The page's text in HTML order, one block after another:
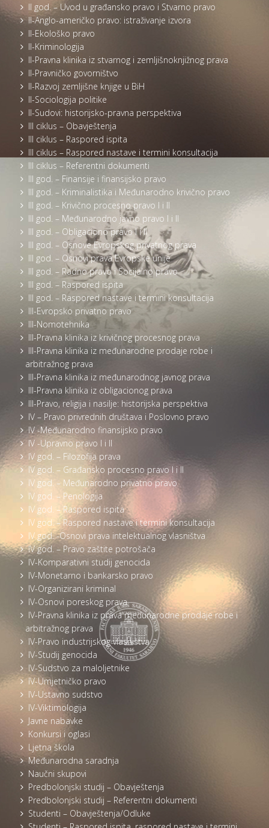
II god. – Uvod u građansko pravo i Stvarno pravo
II-Anglo-američko pravo: istraživanje izvora
II-Ekološko pravo
II-Kriminologija
II-Pravna klinika iz stvarnog i zemljišnoknjižnog prava
II-Pravničko govorništvo
II-Razvoj zemljišne knjige u BiH
II-Sociologija politike
II-Sudovi: historijsko-pravna perspektiva
III ciklus – Obavještenja
III ciklus – Raspored ispita
III ciklus – Raspored nastave i termini konsultacija
III ciklus – Referentni dokumenti
III god. – Finansije i finansijsko pravo
III god. – Kriminalistika i Međunarodno krivično pravo
III god. – Krivično procesno pravo I i II
III god. – Međunarodno javno pravo I i II
III god. – Obligaciono pravo I i II
III god. – Osnove Evropskog privatnog prava
III god. – Osnovi prava Evropske unije
III god. – Radno pravo i Socijalno pravo
III god. – Raspored ispita
III god. – Raspored nastave i termini konsultacija
III-Evropsko privatno pravo
III-Nomotehnika
III-Pravna klinika iz krivičnog procesnog prava
III-Pravna klinika iz međunarodne prodaje robe i
arbitražnog prava
III-Pravna klinika iz međunarodnog javnog prava
III-Pravna klinika iz obligacionog prava
III-Pravo, religija i nasilje: historijska perspektiva
IV – Pravo privrednih društava i Poslovno pravo
IV -Međunarodno finansijsko pravo
IV -Upravno pravo I i II
IV god. – Filozofija prava
IV god. – Građansko procesno pravo I i II
IV god. – Međunarodno privatno pravo
IV god. – Penologija
IV god. – Raspored ispita
IV god. – Raspored nastave i termini konsultacija
IV god. -Osnovi prava intelektualnog vlasništva
IV god. – Pravo zaštite potrošača
IV-Komparativni studij genocida
IV-Monetarno i bankarsko pravo
IV-Organizirani kriminal
IV-Osnovi poreskog prava
IV-Pravna klinika iz prava međunarodne prodaje robe i
arbitražnog prava
IV-Pravo industrijskog vlasništva
IV-Studij genocida
IV-Sudstvo za maloljetnike
IV-Umjetničko pravo
IV-Ustavno sudstvo
IV-Viktimologija
Javne nabavke
Konkursi i oglasi
Ljetna škola
Međunarodna saradnja
Naučni skupovi
Predbolonjski studij – Obavještenja
Predbolonjski studij – Referentni dokumenti
Studenti – Obavještenja/Odluke